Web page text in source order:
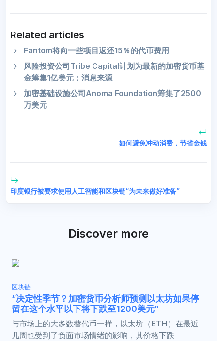
Related articles
Fantom将向一些项目返还15％的代币费用
风险投资公司Tribe Capital计划为最新的加密货币基
金筹集1亿美元：消息来源
加密基础设施公司Anoma Foundation筹集了2500
万美元
如何避免冲动消费，节省金钱
印度银行被要求使用人工智能和区块链“为未来做好准备”
Discover more
区块链
“决定性季节？加密货币分析师预测以太坊如果停
留在这个水平以下将下跌至1200美元”
与市场上的大多数替代币一样，以太坊（ETH）在最近
几周也受到了负面市场情绪的影响，其价格下跌